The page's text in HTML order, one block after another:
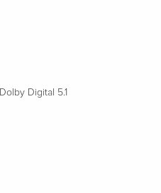
Dolby Digital 5.1